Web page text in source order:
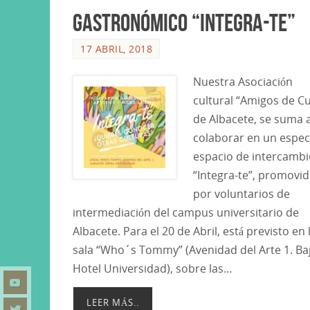
gastronómico “Integra-te”
17 ABRIL, 2018
Nuestra Asociación
cultural “Amigos de
de Albacete, se suma
colaborar en un
espacio de
“Integra-te”,
por voluntarios de
intermediación del campus universitario de
Albacete. Para el 20 de Abril, está previsto en
sala “Who´s Tommy” (Avenidad del Arte 1.
Hotel Universidad), sobre las…
LEER MÁS..